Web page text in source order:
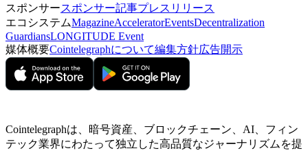
スポンサースポンサー記事プレスリリース
エコシステムMagazineAcceleratorEventsDecentralization
GuardiansLONGITUDE Event
媒体概要Cointelegraphについて編集方針広告開示
Cointelegraphは、暗号資産、ブロックチェーン、AI、フィン
テック業界にわたって独立した高品質なジャーナリズムを提